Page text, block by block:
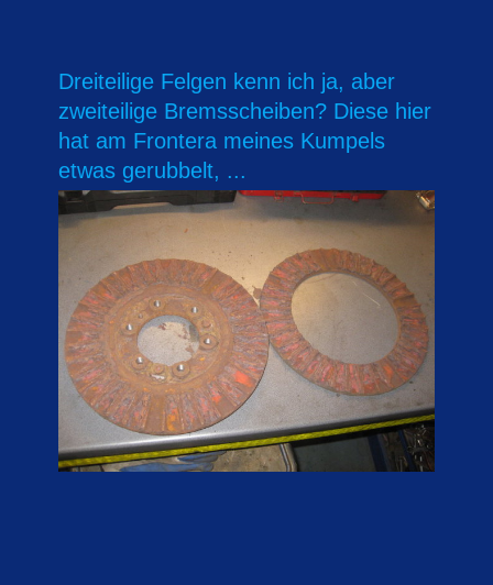
Dreiteilige Felgen kenn ich ja, aber
zweiteilige Bremsscheiben? Diese hier
hat am Frontera meines Kumpels
etwas gerubbelt, ...